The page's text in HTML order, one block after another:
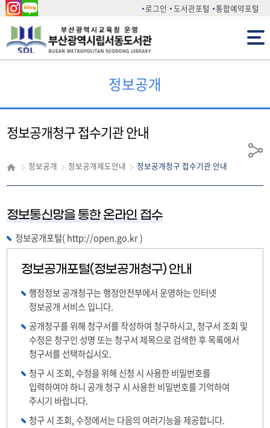
인스
타그
네이
버 블
로그
로그인 도서관포털 통합예약포털
전체메뉴
정보공개
정보공개청구 접수기관 안내
정보공개 정보공개제도안내 정보공개청구 접수기관 안내
공
정보통신망을 통한 온라인 접수
정보공개포털( http://open.go.kr)
정보공개포털(정보공개청구) 안내
행정정보 공개청구는 행정안전부에서 운영하는 인터넷
정보공개 서비스 입니다.
공개청구를 위해 청구서를 작성하여 청구하시고, 청구서 조회 및
수정은 청구인 성명 또는 청구서 제목으로 검색한 후 목록에서
청구서를 선택하십시오.
청구 시 조회, 수정을 위해 신청 시 사용한 비밀번호를
입력하여야 하니 공개 청구 시 사용한 비밀번호를 기억하여
주시기 바랍니다.
청구 시 조회, 수정에서는 다음의 여러기능을 제공합니다.